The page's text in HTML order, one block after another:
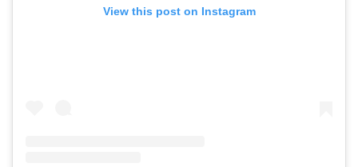
View this post on Instagram